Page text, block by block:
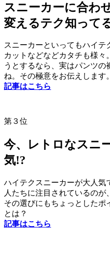
スニーカーに合わ
変えるテク知って
スニーカーといってもハイテ
カットなどなどカタチも様
うとするなら、実はパンツ
ね。その極意をお伝えします。
記事はこちら
第３位
今、レトロなスニ
気!?
ハイテクスニーカーが大人気
人たちに注目されているのが
その選びにもちょっとした
とは？
記事はこちら